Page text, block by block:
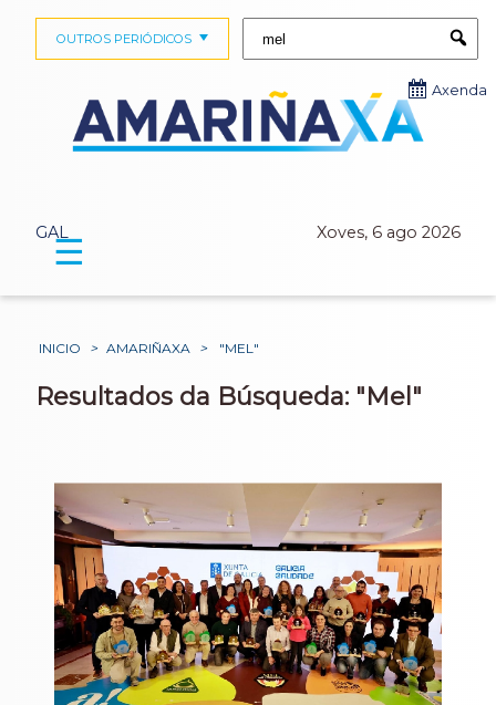
GAL Xoves, 6 ago 2026
OUTROS PERIÓDICOS
Axenda
☰
INICIO > AMARIÑAXA > "MEL"
Resultados da Búsqueda: "Mel"